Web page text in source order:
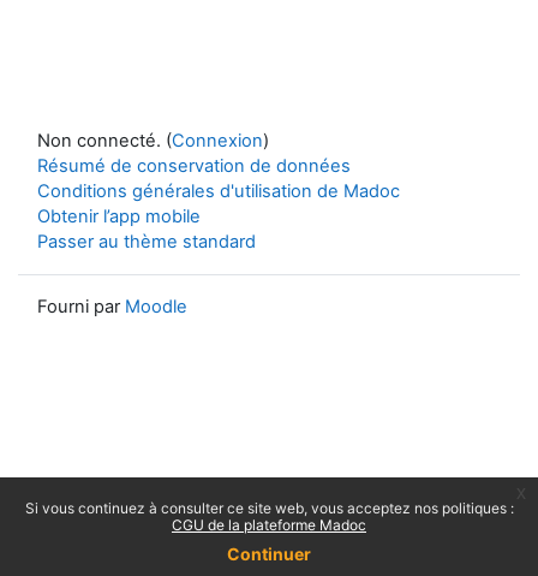
Si vous continuez à consulter ce site web, vous acceptez nos politiques :
CGU de la plateforme Madoc
Continuer
Non connecté. (Connexion)
Résumé de conservation de données
Conditions générales d'utilisation de Madoc
Obtenir l’app mobile
Passer au thème standard
Fourni par Moodle